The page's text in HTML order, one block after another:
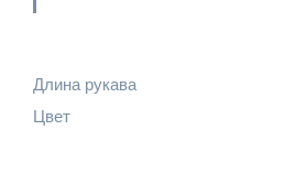
Длина рукава
Цвет